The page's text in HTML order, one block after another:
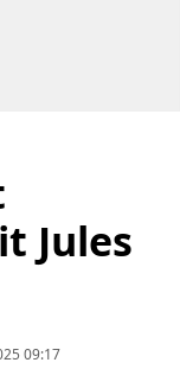
Jules
09:17